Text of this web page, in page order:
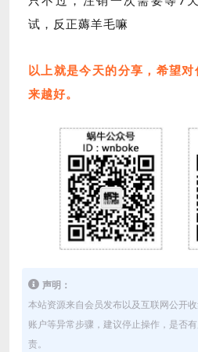
试，反正薅羊毛嘛
以上就是今天的分享，希望
来越好。
声明：
本站资源来自会员发布以及互联网公开
账户等异常步骤，建议停止操作，是否
责。